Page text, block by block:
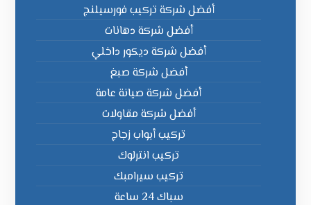
أفضل شركة تركيب فورسيلنج
أفضل شركة دهانات
أفضل شركة ديكور داخلي
أفضل شركة صبغ
أفضل شركة صيانة عامة
أفضل شركة مقاولات
تركيب أبواب زجاج
تركيب انترلوك
تركيب سيرامبك
سباك 24 ساعة